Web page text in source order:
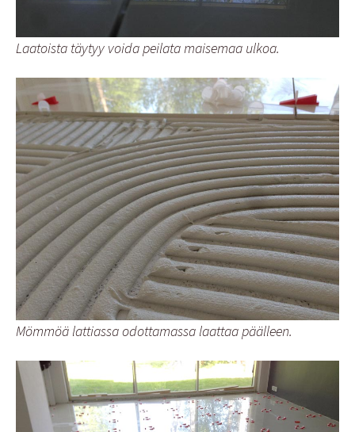
Laatoista täytyy voida peilata maisemaa ulkoa.
Mömmöä lattiassa odottamassa laattaa päälleen.